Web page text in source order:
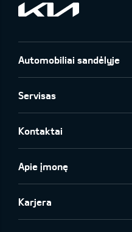
Automobiliai sandėlyje
Servisas
Kontaktai
Apie įmonę
Karjera